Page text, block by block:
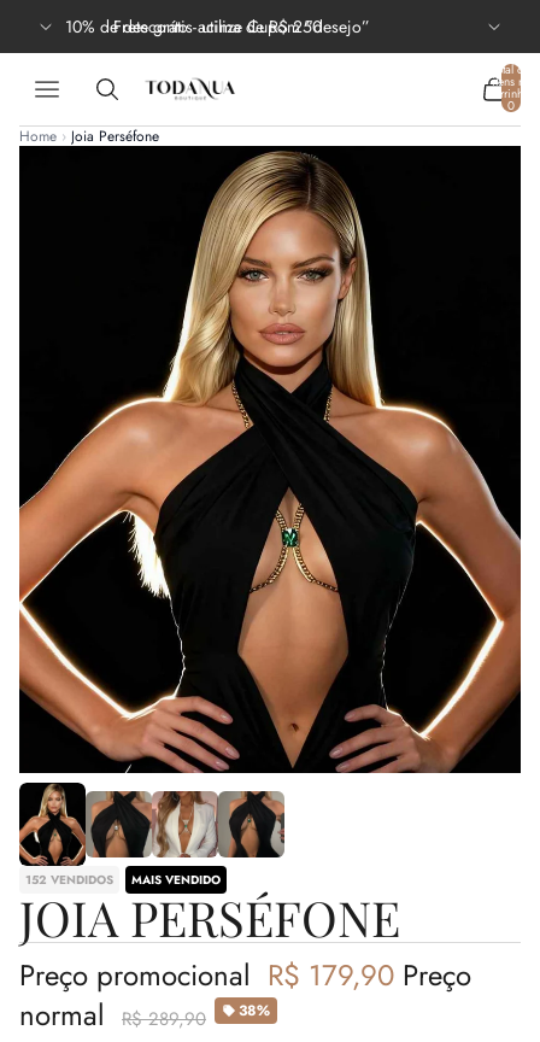
Frete grátis acima de R$ 250
10% de desconto - utilize Cupom “desejo”
Total de
itens no
carrinho:
0
Home › Joia Perséfone
152 VENDIDOS MAIS VENDIDO
JOIA PERSÉFONE
Preço promocional R$ 179,90 Preço
normal
R$ 289,90 38%